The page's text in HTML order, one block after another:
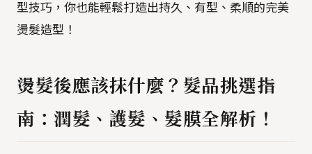
型技巧，你也能輕鬆打造出持久、有型、柔順的完美
燙髮造型！
燙髮後應該抹什麼？髮品挑選指
南：潤髮、護髮、髮膜全解析！